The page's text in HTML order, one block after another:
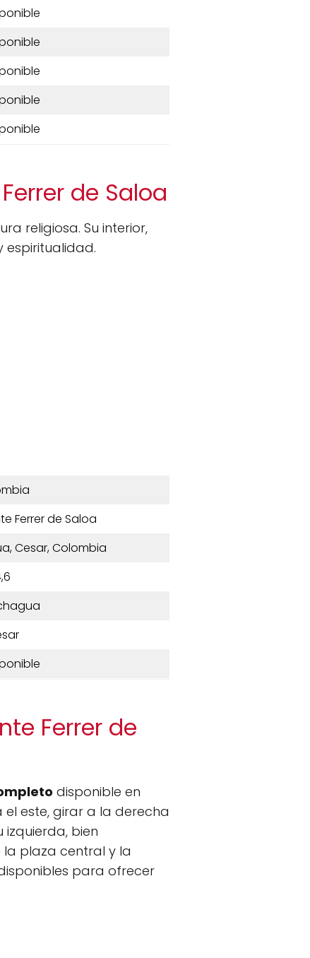
de Saloa
religiosa. Su interior,
espiritualidad.
Ferrer de Saloa
Cesar, Colombia
Ferrer de
disponible en
este, girar a la derecha
izquierda, bien
la plaza central y la
para ofrecer